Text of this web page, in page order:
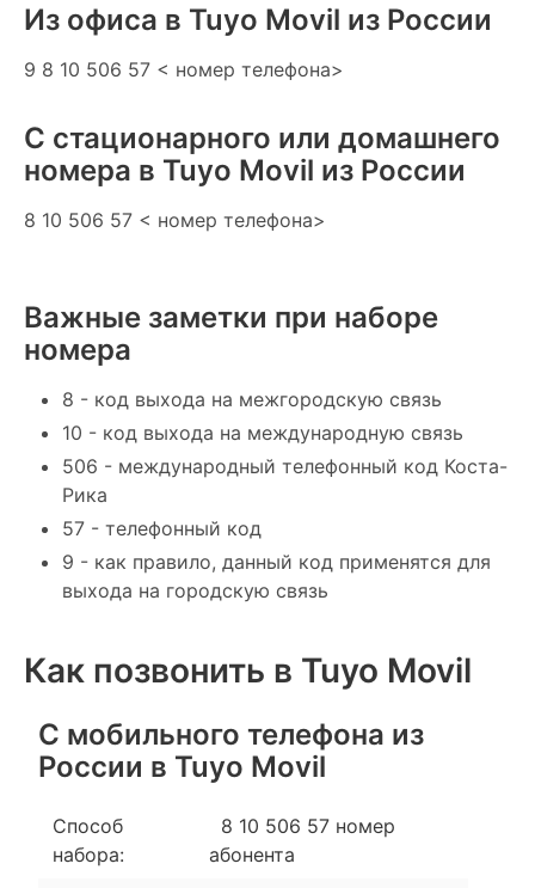
Из офиса в Tuyo Movil из России
9 8 10 506 57 < номер телефона>
С стационарного или домашнего
номера в Tuyo Movil из России
8 10 506 57 < номер телефона>
Важные заметки при наборе
номера
8 - код выхода на межгородскую связь
10 - код выхода на международную связь
506 - международный телефонный код Коста-
Рика
57 - телефонный код
9 - как правило, данный код применятся для
выхода на городскую связь
Как позвонить в Tuyo Movil
С мобильного телефона из
России в Tuyo Movil
Способ
набора:
8 10 506 57 номер
абонента